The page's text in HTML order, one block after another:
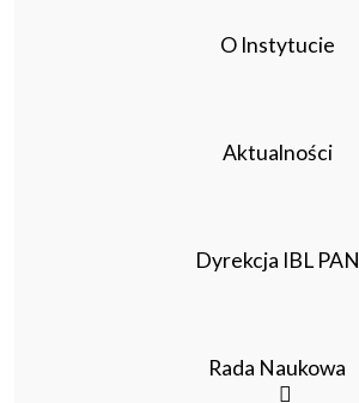
O Instytucie
Aktualności
Dyrekcja IBL PAN
Rada Naukowa